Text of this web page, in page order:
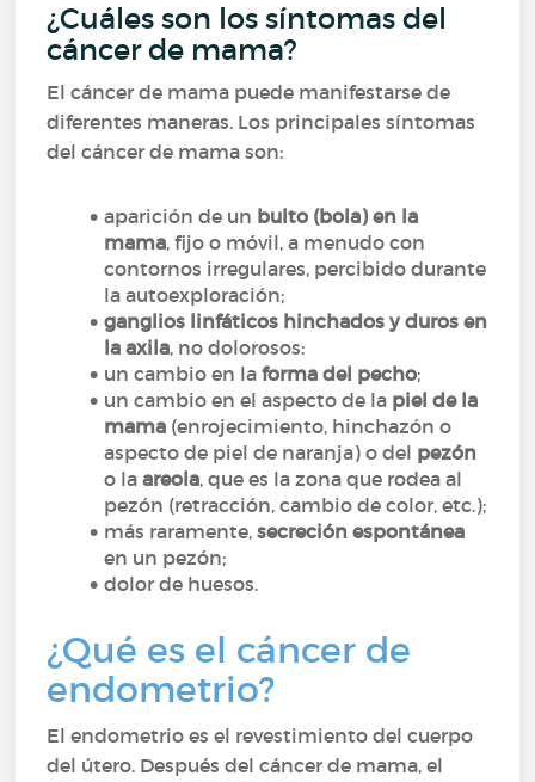
¿Cuáles son los síntomas del
cáncer de mama?
El cáncer de mama puede manifestarse de
diferentes maneras. Los principales síntomas
del cáncer de mama son:
aparición de un bulto (bola) en la
mama, fijo o móvil, a menudo con
contornos irregulares, percibido durante
la autoexploración;
ganglios linfáticos hinchados y duros en
la axila, no dolorosos:
un cambio en laforma del pecho;
un cambio en el aspecto de la piel de la
mama (enrojecimiento, hinchazón o
aspecto de piel de naranja) o del pezón
o laareola, que es la zona que rodea al
pezón (retracción, cambio de color, etc.);
más raramente,secreción espontánea
en un pezón;
dolor de huesos.
¿Qué es el cáncer de
endometrio?
El endometrio es el revestimiento del cuerpo
del útero. Después del cáncer de mama, el